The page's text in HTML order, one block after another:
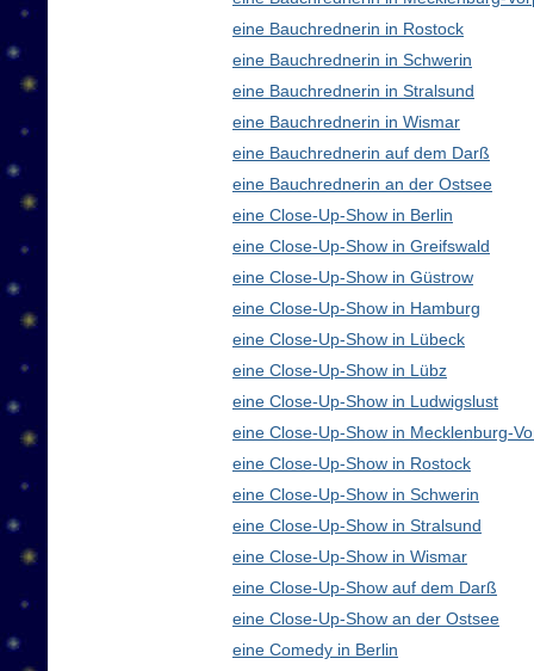
eine Bauchrednerin in Rostock
eine Bauchrednerin in Schwerin
eine Bauchrednerin in Stralsund
eine Bauchrednerin in Wismar
eine Bauchrednerin auf dem Darß
eine Bauchrednerin an der Ostsee
eine Close-Up-Show in Berlin
eine Close-Up-Show in Greifswald
eine Close-Up-Show in Güstrow
eine Close-Up-Show in Hamburg
eine Close-Up-Show in Lübeck
eine Close-Up-Show in Lübz
eine Close-Up-Show in Ludwigslust
eine Close-Up-Show in Mecklenburg-
eine Close-Up-Show in Rostock
eine Close-Up-Show in Schwerin
eine Close-Up-Show in Stralsund
eine Close-Up-Show in Wismar
eine Close-Up-Show auf dem Darß
eine Close-Up-Show an der Ostsee
eine Comedy in Berlin